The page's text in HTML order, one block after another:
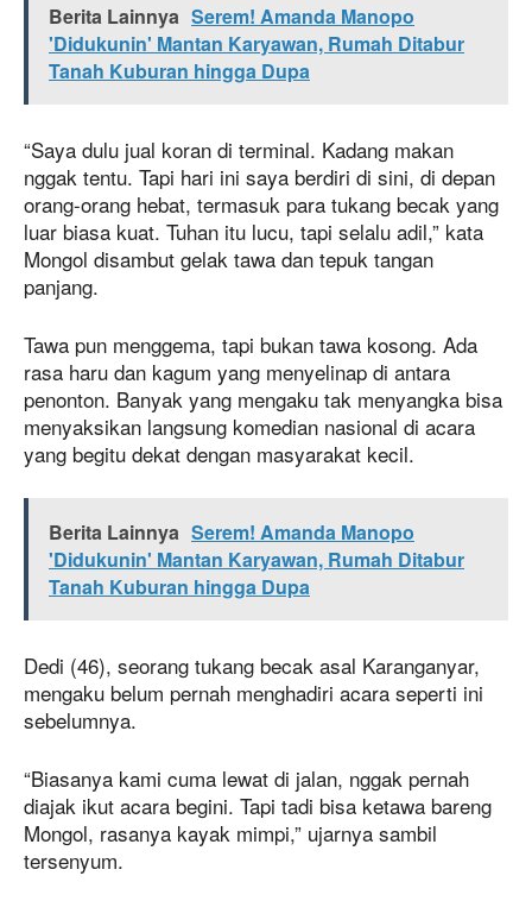
Berita Lainnya Serem! Amanda Manopo
'Didukunin' Mantan Karyawan, Rumah Ditabur
Tanah Kuburan hingga Dupa
“Saya dulu jual koran di terminal. Kadang makan
nggak tentu. Tapi hari ini saya berdiri di sini, di depan
orang-orang hebat, termasuk para tukang becak yang
luar biasa kuat. Tuhan itu lucu, tapi selalu adil,” kata
Mongol disambut gelak tawa dan tepuk tangan
panjang.
Tawa pun menggema, tapi bukan tawa kosong. Ada
rasa haru dan kagum yang menyelinap di antara
penonton. Banyak yang mengaku tak menyangka bisa
menyaksikan langsung komedian nasional di acara
yang begitu dekat dengan masyarakat kecil.
Berita Lainnya Serem! Amanda Manopo
'Didukunin' Mantan Karyawan, Rumah Ditabur
Tanah Kuburan hingga Dupa
Dedi (46), seorang tukang becak asal Karanganyar,
mengaku belum pernah menghadiri acara seperti ini
sebelumnya.
“Biasanya kami cuma lewat di jalan, nggak pernah
diajak ikut acara begini. Tapi tadi bisa ketawa bareng
Mongol, rasanya kayak mimpi,” ujarnya sambil
tersenyum.